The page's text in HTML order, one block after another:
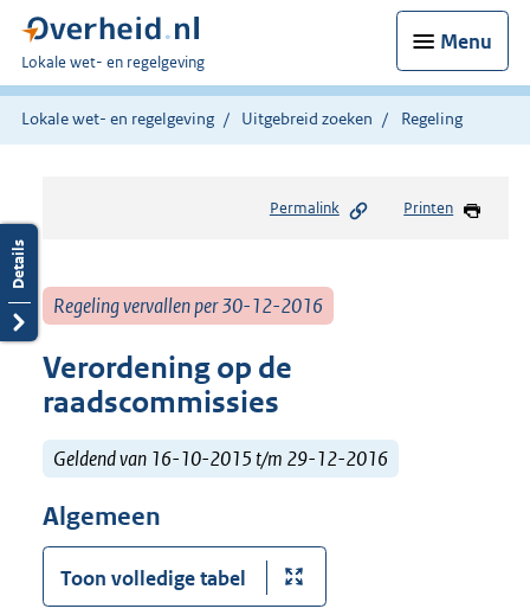
Menu
U
bent
hier:
Lokale wet- en regelgeving
Lokale wet- en regelgeving Uitgebreid zoeken Regeling
Permalink Printen
Regeling vervallen per 30-12-2016
Verordening op de
raadscommissies
Geldend van 16-10-2015 t/m 29-12-2016
Algemeen
Toon volledige tabel